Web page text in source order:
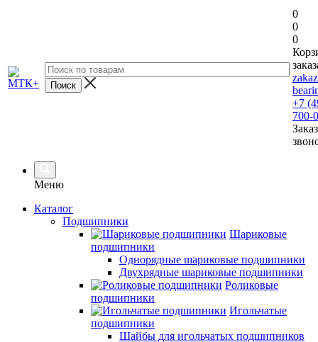
0
0
0
+7
700-
Меню
Каталог
Подшипники
Шариковые
подшипники
Однорядные шариковые подшипники
Двухрядные шариковые подшипники
Роликовые
подшипники
Игольчатые
подшипники
Шайбы для игольчатых подшипников